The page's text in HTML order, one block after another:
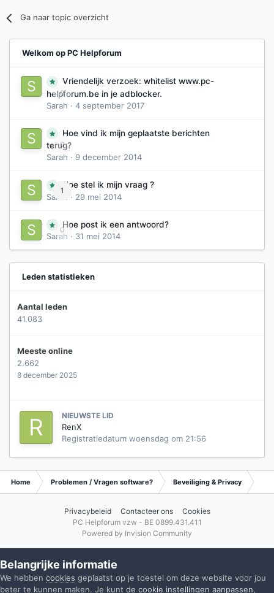
Ga naar topic overzicht
Welkom op PC Helpforum
0
Vriendelijk verzoek: whitelist www.pc-
helpforum.be in je adblocker.
Sarah · 4 september 2017
0
Hoe vind ik mijn geplaatste berichten
terug?
Sarah · 9 december 2014
1
Hoe stel ik mijn vraag ?
Sarah
· 29 mei 2014
0
Hoe post ik een antwoord?
Sarah · 31 mei 2014
Leden statistieken
Aantal leden
41.083
Meeste online
2.662
8 december 2025
NIEUWSTE LID
RenX
Registratiedatum woensdag om 21:56
Home Problemen / Vragen software? Beveiliging & Privacy
Privacybeleid Contacteer ons
Cookies
PC Helpforum vzw - BE 0899.431.411
Powered by Invision Community
Belangrijke informatie
We hebben cookies geplaatst op je toestel om deze website voor jou
beter te kunnen maken. Je kunt de cookie instellingen aanpassen,